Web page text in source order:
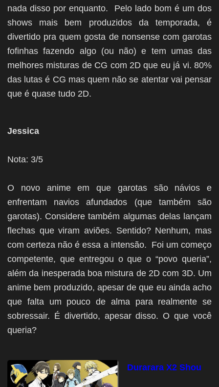
nada disso por enquanto. Pelo lado bom é um dos
shows mais bem produzidos da temporada, é
divertido pra quem gosta de nonsense com garotas
fofinhas fazendo algo (ou não) e tem umas das
melhores misturas de CG com 2D que eu já vi. 80%
das lutas é CG mas quem não se atentar vai pensar
que é quase tudo 2D.
Jessica
Nota: 3/5
O novo anime em que garotas são návios e
enfrentam navios afundados (que também são
garotas). Considere também algumas delas lançam
flechas que viram aviões. Sentido? Nenhum, mas
com certeza não é essa a intensão. Foi um começo
competente, que entregou o que o “povo queria”,
além da inesperada boa mistura de 2D com 3D. Um
anime bem produzido, apesar de que eu ainda acho
que falta um pouco de alma para realmente se
sobressair. É divertido, apesar disso. O que você
queria?
Durarara X2 Shou